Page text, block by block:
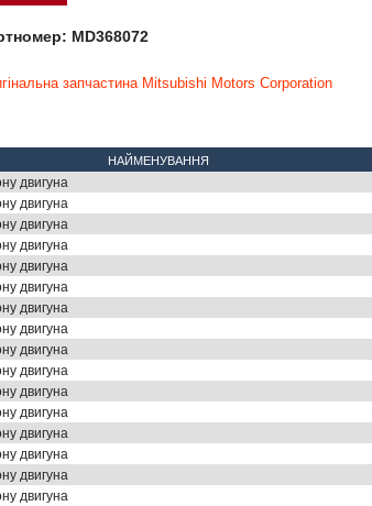
MD368072
запчастина Mitsubishi Motors Corporation
НАЙМЕНУВАННЯ
двигуна
двигуна
двигуна
двигуна
двигуна
двигуна
двигуна
двигуна
двигуна
двигуна
двигуна
двигуна
двигуна
двигуна
двигуна
двигуна